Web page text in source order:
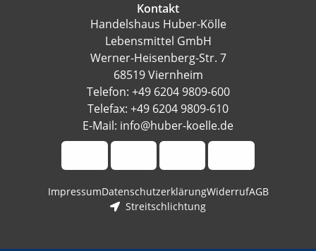
Kontakt
Handelshaus Huber-Kölle
Lebensmittel GmbH
Werner-Heisenberg-Str. 7
68519 Viernheim
Telefon: +49 6204 9809-600
Telefax: +49 6204 9809-610
E-Mail: info@huber-koelle.de
ImpressumDatenschutzerklärungWiderrufAGB
Streitschlichtung